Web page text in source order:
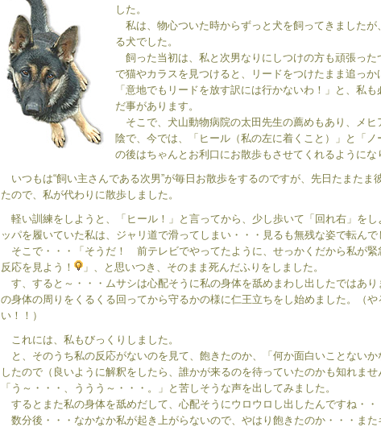
した。
私は、物心ついた時からずっと犬を飼ってきましたが
る犬でした。
飼った当初は、私と次男なりにしつけの方も頑張った
で猫やカラスを見つけると、リードをつけたまま追っか
「意地でもリードを放す訳には行かないわ！」と、私
だ事があります。
そこで、犬山動物病院の太田先生の薦めもあり、メヒ
陰で、今では、「ヒール（私の左に着くこと）」と「
の後はちゃんとお利口にお散歩もさせてくれるようにな
いつもは“飼い主さんである次男”が毎日お散歩をするのですが、先日たまたま
たので、私が代わりに散歩しました。
軽い訓練をしようと、「ヒール！」と言ってから、少し歩いて「回れ右」をし
ッパを履いていた私は、ジャリ道で滑ってしまい・・・見るも無残な姿で転んで
そこで・・・「そうだ！ 前テレビでやってたように、せっかくだから私が緊
反応を見よう！
」、と思いつき、そのまま死んだふりをしました。
す、すると～・・・ムサシは心配そうに私の身体を舐めまわし出したではあ
の身体の周りをくるくる回ってから守るかの様に仁王立ちをし始めました。（
い！！）
これには、私もびっくりしました。
と、そのうち私の反応がないのを見て、飽きたのか、「何か面白いことない
したので（良いように解釈をしたら、誰かが来るのを待っていたのかも知れま
「う～・・・、ううう～・・・。」と苦しそうな声を出してみました。
するとまた私の身体を舐めだして、心配そうにウロウロし出したんですね・・
数分後・・・なかなか私が起き上がらないので、やはり飽きたのか・・・ま